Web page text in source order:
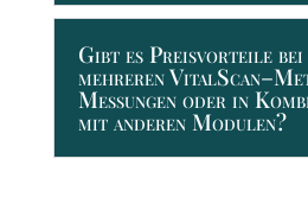
Gibt es Preisvorteile bei
mehreren
Messungen oder in
mit anderen Modulen?